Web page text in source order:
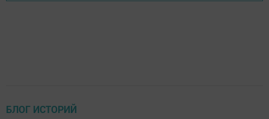
БЛОГ ИСТОРИЙ